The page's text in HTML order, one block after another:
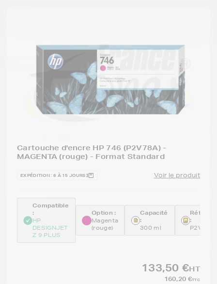
Cartouche d'encre HP 746 (P2V78A) -
MAGENTA (rouge) - Format Standard
EXPÉDITION : 6 À 15 JOURS Voir le produit
Compatible
:
HP
DESIGNJET
Z 9 PLUS
Option :
Magenta
(rouge)
Capacité
:
300 ml
:
P2V78A
133,50 €HT
160,20 €TTC